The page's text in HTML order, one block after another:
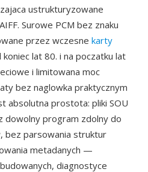
ustrukturyzowane
Surowe PCM bez znaku
przez wczesne karty
lat 80. i na poczatku lat
i limitowana moc
bez naglowka praktycznym
absolutna prostota: pliki SOU
dowolny program zdolny do
bez parsowania struktur
metadanych —
diagnostyce